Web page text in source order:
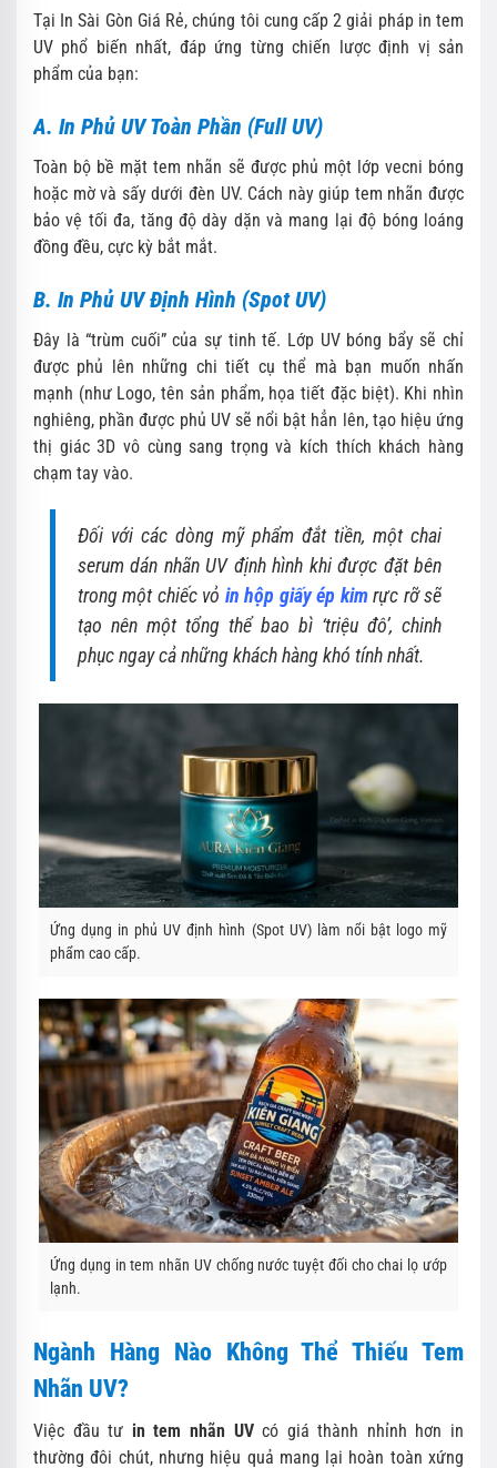
Tại In Sài Gòn Giá Rẻ, chúng tôi cung cấp 2 giải pháp in tem
UV phổ biến nhất, đáp ứng từng chiến lược định vị sản
phẩm của bạn:
A. In Phủ UV Toàn Phần (Full UV)
Toàn bộ bề mặt tem nhãn sẽ được phủ một lớp vecni bóng
hoặc mờ và sấy dưới đèn UV. Cách này giúp tem nhãn được
bảo vệ tối đa, tăng độ dày dặn và mang lại độ bóng loáng
đồng đều, cực kỳ bắt mắt.
B. In Phủ UV Định Hình (Spot UV)
Đây là “trùm cuối” của sự tinh tế. Lớp UV bóng bẩy sẽ chỉ
được phủ lên những chi tiết cụ thể mà bạn muốn nhấn
mạnh (như Logo, tên sản phẩm, họa tiết đặc biệt). Khi nhìn
nghiêng, phần được phủ UV sẽ nổi bật hẳn lên, tạo hiệu ứng
thị giác 3D vô cùng sang trọng và kích thích khách hàng
chạm tay vào.
Đối với các dòng mỹ phẩm đắt tiền, một chai
serum dán nhãn UV định hình khi được đặt bên
trong một chiếc vỏ in hộp giấy ép kimrực rỡ sẽ
tạo nên một tổng thể bao bì ‘triệu đô’, chinh
phục ngay cả những khách hàng khó tính nhất.
Ứng dụng in phủ UV định hình (Spot UV) làm nổi bật logo mỹ
phẩm cao cấp.
Ứng dụng in tem nhãn UV chống nước tuyệt đối cho chai lọ ướp
lạnh.
Ngành Hàng Nào Không Thể Thiếu Tem
Nhãn UV?
Việc đầu tư in tem nhãn UVcó giá thành nhỉnh hơn in
thường đôi chút, nhưng hiệu quả mang lại hoàn toàn xứng